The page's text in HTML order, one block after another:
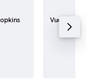
Vuelo de